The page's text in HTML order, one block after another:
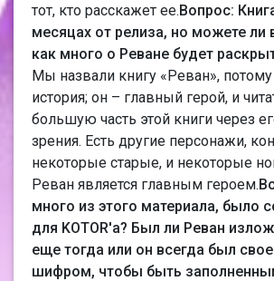
тот, кто расскажет ее.Вопрос:
месяцах от релиза, но можете ли
как много о Реване будет
Мы назвали книгу «Реван», потому
история; он – главный герой, и
большую часть этой книги через
зрения. Есть другие персонажи,
некоторые старые, и некоторые
Реван является главным героем.
много из этого материала, было
для KOTOR'а? Был ли Реван
еще тогда или он всегда был
шифром, чтобы быть